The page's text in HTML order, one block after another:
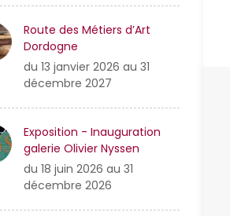
Route des Métiers d’Art
Dordogne
du 13 janvier 2026 au 31
décembre 2027
Exposition - Inauguration
galerie Olivier Nyssen
du 18 juin 2026 au 31
décembre 2026